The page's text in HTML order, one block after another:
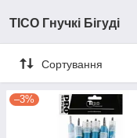
TICO Гнучкі Бігуді
Сортування
–3%